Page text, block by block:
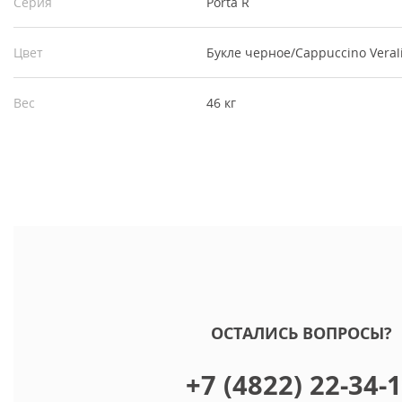
Цвет Букле черное/Cappuccino
Вес 46 кг
ОСТАЛИСЬ ВОПРОСЫ?
+7 (4822) 22-34-